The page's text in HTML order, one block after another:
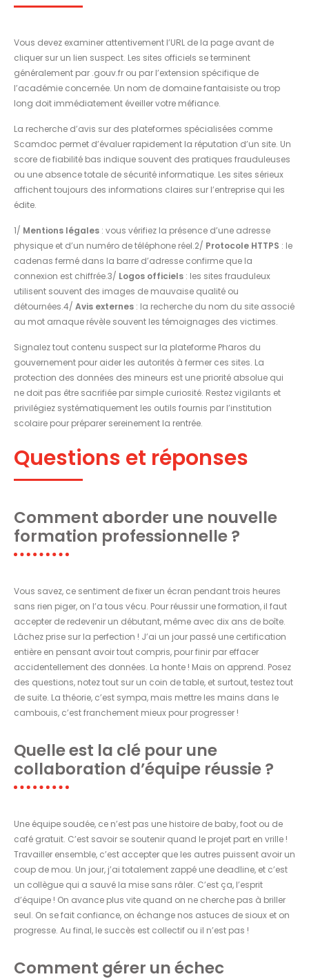
Vous devez examiner attentivement l’URL de la page avant de
cliquer sur un lien suspect. Les sites officiels se terminent
généralement par .gouv.fr ou par l’extension spécifique de
l’académie concernée. Un nom de domaine fantaisiste ou trop
long doit immédiatement éveiller votre méfiance.
La recherche d’avis sur des plateformes spécialisées comme
Scamdoc permet d’évaluer rapidement la réputation d’un site. Un
score de fiabilité bas indique souvent des pratiques frauduleuses
ou une absence totale de sécurité informatique. Les sites sérieux
affichent toujours des informations claires sur l’entreprise qui les
édite.
1/ Mentions légales : vous vérifiez la présence d’une adresse
physique et d’un numéro de téléphone réel.2/ Protocole HTTPS : le
cadenas fermé dans la barre d’adresse confirme que la
connexion est chiffrée.3/ Logos officiels : les sites frauduleux
utilisent souvent des images de mauvaise qualité ou
détournées.4/ Avis externes : la recherche du nom du site associé
au mot arnaque révèle souvent les témoignages des victimes.
Signalez tout contenu suspect sur la plateforme Pharos du
gouvernement pour aider les autorités à fermer ces sites. La
protection des données des mineurs est une priorité absolue qui
ne doit pas être sacrifiée par simple curiosité. Restez vigilants et
privilégiez systématiquement les outils fournis par l’institution
scolaire pour préparer sereinement la rentrée.
Questions et réponses
Comment aborder une nouvelle
formation professionnelle ?
Vous savez, ce sentiment de fixer un écran pendant trois heures
sans rien piger, on l’a tous vécu. Pour réussir une formation, il faut
accepter de redevenir un débutant, même avec dix ans de boîte.
Lâchez prise sur la perfection ! J’ai un jour passé une certification
entière en pensant avoir tout compris, pour finir par effacer
accidentellement des données. La honte ! Mais on apprend. Posez
des questions, notez tout sur un coin de table, et surtout, testez tout
de suite. La théorie, c’est sympa, mais mettre les mains dans le
cambouis, c’est franchement mieux pour progresser !
Quelle est la clé pour une
collaboration d’équipe réussie ?
Une équipe soudée, ce n’est pas une histoire de baby, foot ou de
café gratuit. C’est savoir se soutenir quand le projet part en vrille !
Travailler ensemble, c’est accepter que les autres puissent avoir un
coup de mou. Un jour, j’ai totalement zappé une deadline, et c’est
un collègue qui a sauvé la mise sans râler. C’est ça, l’esprit
d’équipe ! On avance plus vite quand on ne cherche pas à briller
seul. On se fait confiance, on échange nos astuces de sioux et on
progresse. Au final, le succès est collectif ou il n’est pas !
Comment gérer un échec